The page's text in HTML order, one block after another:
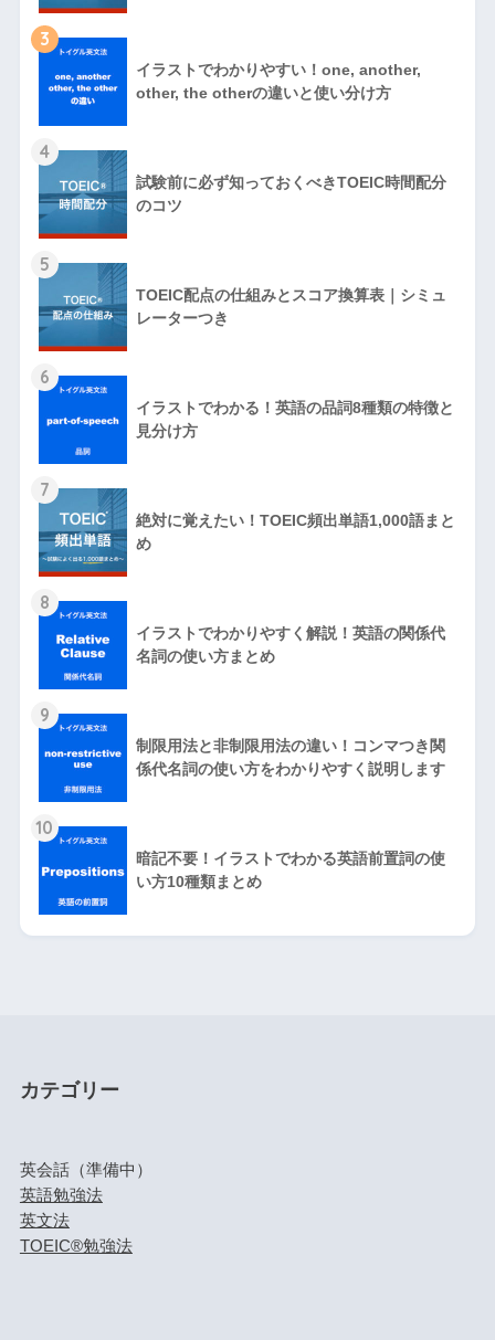
3
イラストでわかりやすい！one, another,
other, the otherの違いと使い分け方
4
試験前に必ず知っておくべきTOEIC時間配分
のコツ
5
TOEIC配点の仕組みとスコア換算表｜シミュ
レーターつき
6
イラストでわかる！英語の品詞8種類の特徴と
見分け方
7
絶対に覚えたい！TOEIC頻出単語1,000語まと
め
8
イラストでわかりやすく解説！英語の関係代
名詞の使い方まとめ
9
制限用法と非制限用法の違い！コンマつき関
係代名詞の使い方をわかりやすく説明します
10
暗記不要！イラストでわかる英語前置詞の使
い方10種類まとめ
カテゴリー
英会話（準備中）
英語勉強法
英文法
TOEIC®勉強法